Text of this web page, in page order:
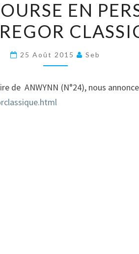
BELLE
COURSE
EN
PERSPECTIVE:
TREGOR
CLASSIC.
EN
25 Août 2015 Seb
de ANWYNN (N°24), nous